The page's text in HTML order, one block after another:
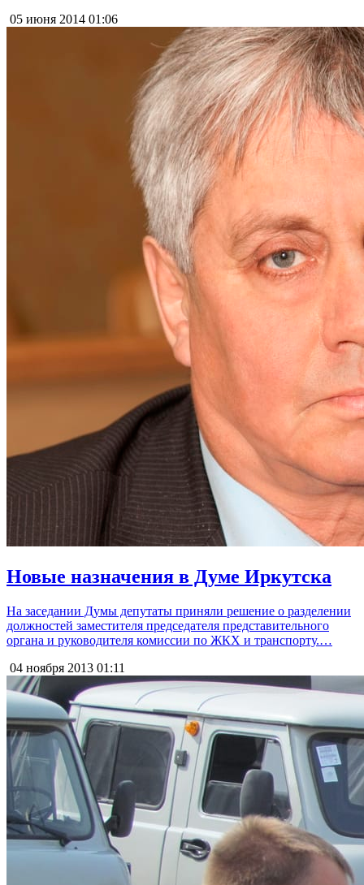
05 июня 2014 01:06
Новые назначения в Думе Иркутска
На заседании Думы депутаты приняли решение о разделении
должностей заместителя председателя представительного
органа и руководителя комиссии по ЖКХ и транспорту.…
04 ноября 2013 01:11